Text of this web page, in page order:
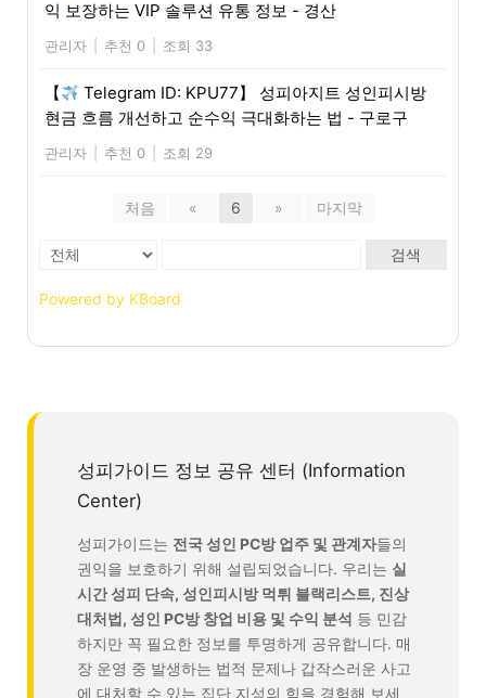
익 보장하는 VIP 솔루션 유통 정보 - 경산
관리자 추천 0 조회 33
【
Telegram ID: KPU77】 성피아지트 성인피시방
현금 흐름 개선하고 순수익 극대화하는 법 - 구로구
관리자 추천 0 조회 29
처음 « 6 » 마지막
검색
Powered by KBoard
성피가이드 정보 공유 센터 (Information
Center)
성피가이드는 전국 성인 PC방 업주 및 관계자들의
권익을 보호하기 위해 설립되었습니다. 우리는 실
시간 성피 단속, 성인피시방 먹튀 블랙리스트, 진상
대처법, 성인 PC방 창업 비용 및 수익 분석 등 민감
하지만 꼭 필요한 정보를 투명하게 공유합니다. 매
장 운영 중 발생하는 법적 문제나 갑작스러운 사고
에 대처할 수 있는 집단 지성의 힘을 경험해 보세